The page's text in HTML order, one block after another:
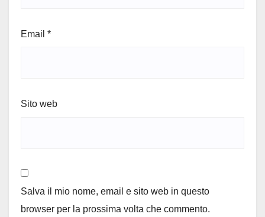
Email *
Sito web
Salva il mio nome, email e sito web in questo
browser per la prossima volta che commento.